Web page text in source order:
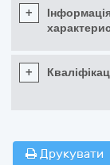
+
Інформація
+
Друкувати